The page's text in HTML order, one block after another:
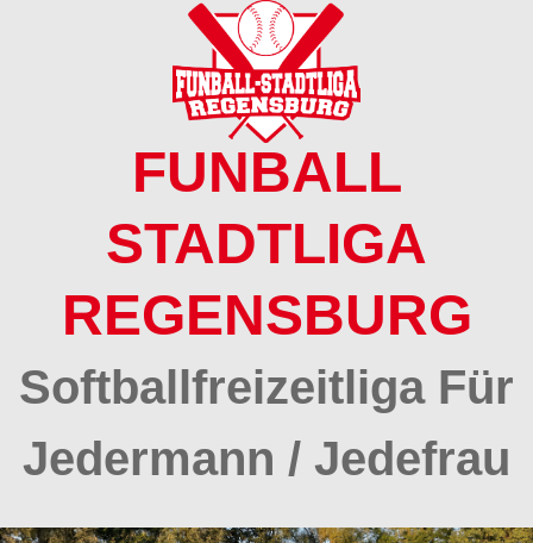
FUNBALL
STADTLIGA
REGENSBURG
Softballfreizeitliga Für
Jedermann / Jedefrau